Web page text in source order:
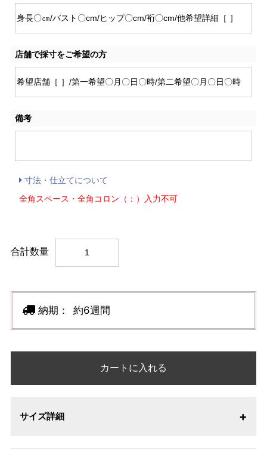
店舗で採寸をご希望の方
備考
寸法・仕立てについて
全角スペース・全角コロン（：）入力不可
合計数量
納期： 約6週間
カートに入れる
サイズ詳細